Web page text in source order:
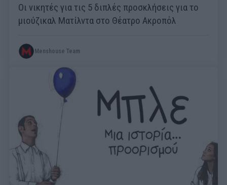
Οι νικητές για τις 5 διπλές προσκλήσεις για το
μιούζικαλ Ματίλντα στο Θέατρο Ακροπόλ
Menshouse Team